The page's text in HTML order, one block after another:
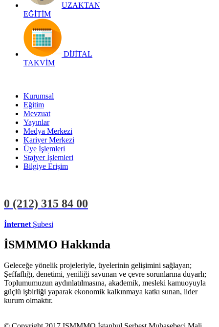
UZAKTAN
EĞİTİM
DİJİTAL
TAKVİM
Kurumsal
Eğitim
Mevzuat
Yayınlar
Medya Merkezi
Kariyer Merkezi
Üye İşlemleri
Stajyer İşlemleri
Bilgiye Erişim
0 (212) 315 84 00
İnternet Şubesi
İSMMMO Hakkında
Geleceğe yönelik projeleriyle, üyelerinin gelişimini sağlayan;
Şeffaflığı, denetimi, yeniliği savunan ve çevre sorunlarına duyarlı;
Toplumumuzun aydınlatılmasına, akademik, mesleki kamuoyuyla
güçlü işbirliği yaparak ekonomik kalkınmaya katkı sunan, lider
kurum olmaktır.